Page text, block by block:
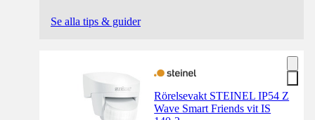
Se alla tips & guider
Rörelsevakt STEINEL IP54 Z
Wave Smart Friends vit IS